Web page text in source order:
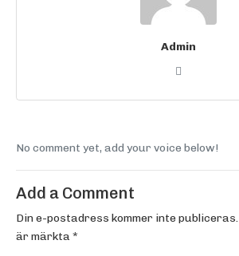
Admin
No comment yet, add your voice below!
Add a Comment
Din e-postadress kommer inte publiceras.
är märkta*